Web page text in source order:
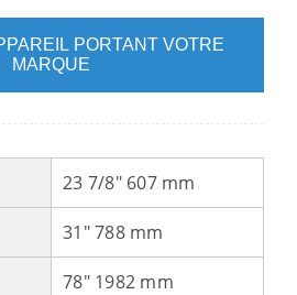
PORTANT VOTRE
MARQUE
23 7/8″ 607 mm
31″ 788 mm
78″ 1982 mm